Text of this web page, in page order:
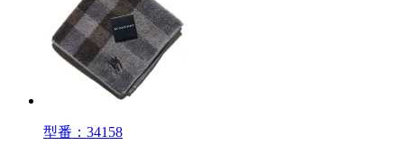
型番：34158